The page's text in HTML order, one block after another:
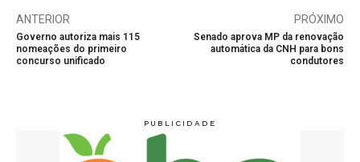
ANTERIOR
Governo autoriza mais 115
nomeações do primeiro
concurso unificado
PRÓXIMO
Senado aprova MP da renovação
automática da CNH para bons
condutores